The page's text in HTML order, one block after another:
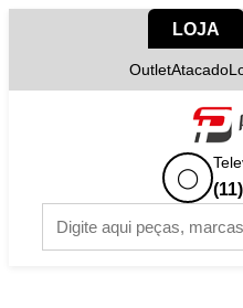
LOJA
OutletAtacado
◯